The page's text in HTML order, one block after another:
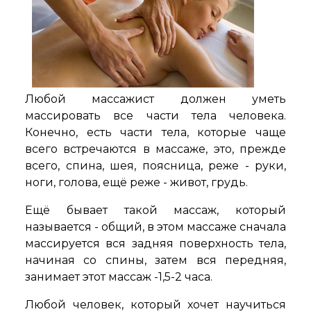
Любой массажист должен уметь
массировать все части тела человека.
Конечно, есть части тела, которые чаще
всего встречаются в массаже, это, прежде
всего, спина, шея, поясница, реже - руки,
ноги, голова, ещё реже - живот, грудь.
Eщё бывает такой массаж, который
называется - общий, в этом массаже сначала
массируется вся задняя поверхность тела,
начиная со спины, затем вся передняя,
занимает этот массаж -1,5-2 часа.
Любой человек, который хочет научиться